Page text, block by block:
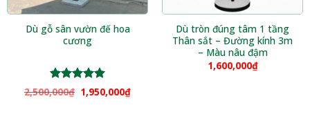
Dù gỗ sân vườn đế hoa
cương
Được xếp
hạng
5.00
2,500,000₫ 1,950,000₫
Dù tròn đúng tâm 1 tầng
Thân sắt – Đường kính 3m
– Màu nâu đậm
1,600,000₫